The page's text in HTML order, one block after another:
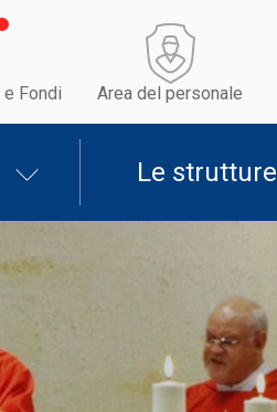
Fondi Area del personale
Le strutture